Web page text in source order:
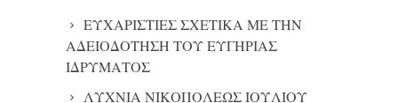
ΕΥΧΑΡΙΣΤΙΕΣ ΣΧΕΤΙΚΑ ΜΕ ΤΗΝ
ΑΔΕΙΟΔΟΤΗΣΗ ΤΟΥ ΕΥΓΗΡΙΑΣ
ΙΔΡΥΜΑΤΟΣ
ΛΥΧΝΙΑ ΝΙΚΟΠΟΛΕΩΣ ΙΟΥΛΙΟΥ